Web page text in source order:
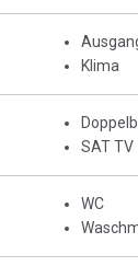
Klima
SAT TV
WC